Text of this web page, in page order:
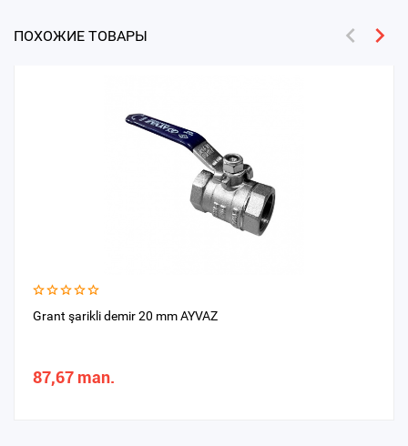
ПОХОЖИЕ ТОВАРЫ
Grant şarikli demir 20 mm AYVAZ
87,67 man.